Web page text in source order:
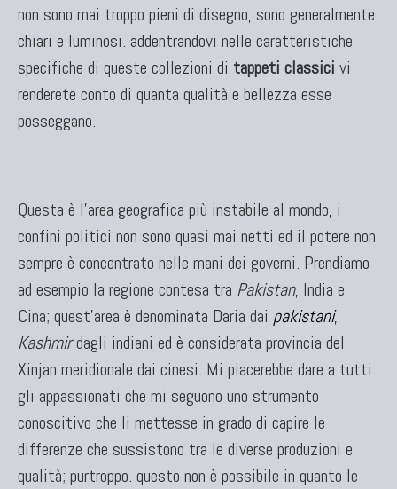
TAPPETI PER ARREDAMENTO
Tappeti Turchi Vecchi E Nuovi
Tappeti Turcomanni Vecchi E Nuovi
Tappeti Ghazni
Tappeti Beluci
non sono mai troppo pieni di disegno, sono generalmente
chiari e luminosi. addentrandovi nelle caratteristiche
specifiche di queste collezioni di tappeti classici vi
renderete conto di quanta qualità e bellezza esse
posseggano.
Questa è l'area geografica più instabile al mondo, i
confini politici non sono quasi mai netti ed il potere non
sempre è concentrato nelle mani dei governi. Prendiamo
ad esempio la regione contesa tra Pakistan, India e
Cina; quest'area è denominata Daria dai pakistani,
Kashmirdagli indiani ed è considerata provincia del
Xinjan meridionale dai cinesi. Mi piacerebbe dare a tutti
gli appassionati che mi seguono uno strumento
conoscitivo che li mettesse in grado di capire le
differenze che sussistono tra le diverse produzioni e
qualità; purtroppo. questo non è possibile in quanto le